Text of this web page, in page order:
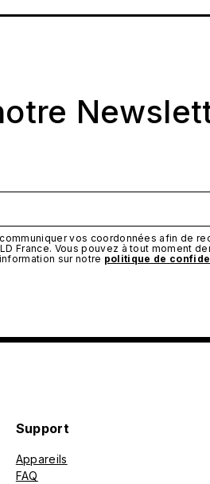
vos coordonnées afin de
France. Vous pouvez à tout moment
sur notre politique de
Support
Appareils
FAQ